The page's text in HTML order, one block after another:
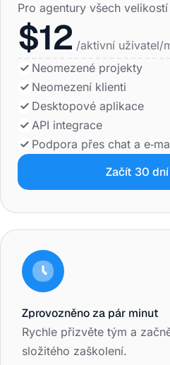
Pro agentury všech velikostí
$12 /aktivní uživatel/
Neomezené projekty
Neomezení klienti
Desktopové aplikace
API integrace
Podpora přes chat a
Začít 30
Zprovozněno za pár minut
Rychle přizvěte tým a
složitého zaškolení.